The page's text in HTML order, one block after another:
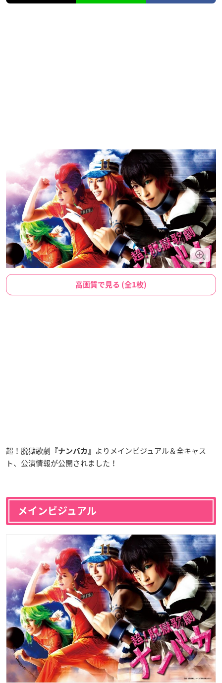
高画質で見る (全1枚)
超！脱獄歌劇 『ナンバカ』 より メインビジュアル＆全キャス
ト、公演情報が公開されました！
メインビジュアル